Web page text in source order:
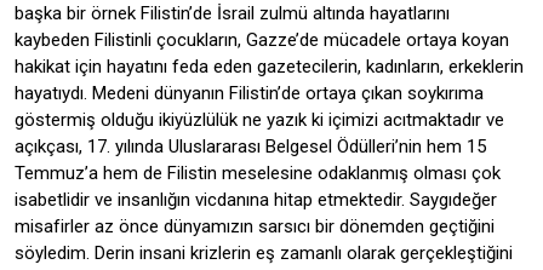
başka bir örnek Filistin’de İsrail zulmü altında hayatlarını
kaybeden Filistinli çocukların, Gazze’de mücadele ortaya koyan
hakikat için hayatını feda eden gazetecilerin, kadınların, erkeklerin
hayatıydı. Medeni dünyanın Filistin’de ortaya çıkan soykırıma
göstermiş olduğu ikiyüzlülük ne yazık ki içimizi acıtmaktadır ve
açıkçası, 17. yılında Uluslararası Belgesel Ödülleri’nin hem 15
Temmuz’a hem de Filistin meselesine odaklanmış olması çok
isabetlidir ve insanlığın vicdanına hitap etmektedir. Saygıdeğer
misafirler az önce dünyamızın sarsıcı bir dönemden geçtiğini
söyledim. Derin insani krizlerin eş zamanlı olarak gerçekleştiğini